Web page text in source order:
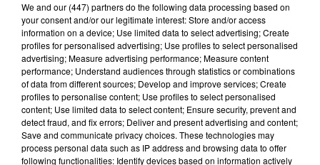
Lecture (3 min 14 sec)
We and our (447) partnersdo the following data processing based on
your consent and/or our legitimate interest: Store and/or access
information on a device; Use limited data to select advertising; Create
profiles for personalised advertising; Use profiles to select personalised
advertising; Measure advertising performance; Measure content
performance; Understand audiences through statistics or combinations
of data from different sources; Develop and improve services; Create
profiles to personalise content; Use profiles to select personalised
content; Use limited data to select content; Ensure security, prevent and
detect fraud, and fix errors; Deliver and present advertising and content;
Save and communicate privacy choices. These technologies may
process personal data such as IP address and browsing data to offer
following functionalities: Identify devices based on information actively